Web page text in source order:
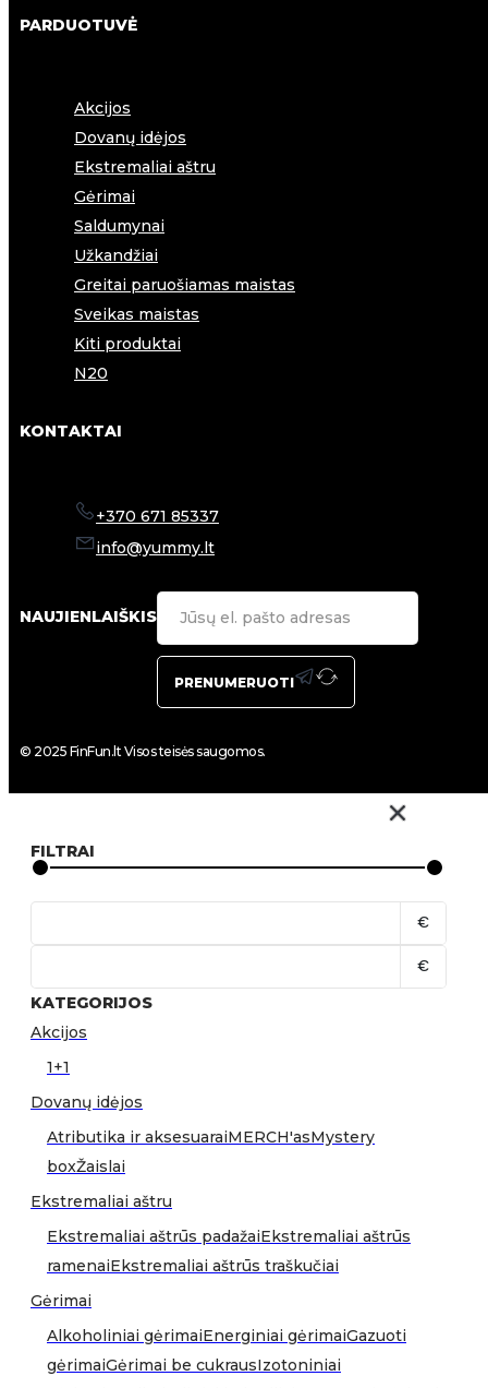
PARDUOTUVĖ
Akcijos
Dovanų idėjos
Ekstremaliai aštru
Gėrimai
Saldumynai
Užkandžiai
Greitai paruošiamas maistas
Sveikas maistas
Kiti produktai
N20
KONTAKTAI
+370 671 85337
info@yummy.lt
NAUJIENLAIŠKIS
PRENUMERUOTI
© 2025 FinFun.lt Visos teisės saugomos.
FILTRAI
€
€
KATEGORIJOS
Akcijos
1+1
Dovanų idėjos
Atributika ir aksesuaraiMERCH'asMystery
boxŽaislai
Ekstremaliai aštru
Ekstremaliai aštrūs padažaiEkstremaliai aštrūs
ramenaiEkstremaliai aštrūs traškučiai
Gėrimai
Alkoholiniai gėrimaiEnerginiai gėrimaiGazuoti
gėrimaiGėrimai be cukrausIzotoniniai